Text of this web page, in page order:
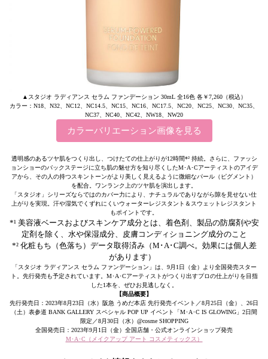
▲スタジオ ラディアンス セラム ファンデーション 30mL 全16色 各￥7,260（税込）
カラー：N18、N32、NC12、NC14.5、NC15、NC16、NC17.5、NC20、NC25、NC30、NC35、
NC37、NC40、NC42、NW18、NW20
カラーバリエーション画像を見る
透明感のあるツヤ肌をつくり出し、つけたての仕上がりが12時間*² 持続。さらに、ファッシ
ョンショーのバックステージに立ち肌の魅せ方を知り尽くしたM･A･Cアーティストのアイデ
アから、その人の持つスキントーンがより美しく見えるように微細なパール（ピグメント）
を配合。ワンランク上のツヤ肌を演出します。
「スタジオ」シリーズならではのカバー力により、ナチュラルでありながら隙を見せない仕
上がりを実現。汗や湿気でくずれにくいウォーターレジスタント＆スウェットレジスタント
もポイントです。
*¹ 美容液ベースおよびスキンケア成分とは、着色剤、製品の防腐剤や安
定剤を除く、水や保湿成分、皮膚コンディショニング成分のこと
*² 化粧もち（色落ち）データ取得済み（M･A･C調べ。効果には個人差
があります）
「スタジオ ラディアンス セラム ファンデーション」は、9月1日（金）より全国発売スター
ト。先行発売も予定されています。M･A･Cアーティストがつくり出すプロの仕上がりを目指
した1本を、ぜひお見逃しなく。
【商品概要】
先行発売日：2023年8月23日（水）阪急 うめだ本店 先行発売イベント／8月25日（金）、26日
（土）表参道 BANK GALLERY スペシャル POP UP イベント「M･A･C IS GLOWING」2日間
限定／8月30日（水）@cosme SHOPPING
全国発売日：2023年9月1日（金）全国店舗・公式オンラインショップ発売
M･A･C（メイクアップ アート コスメティックス）